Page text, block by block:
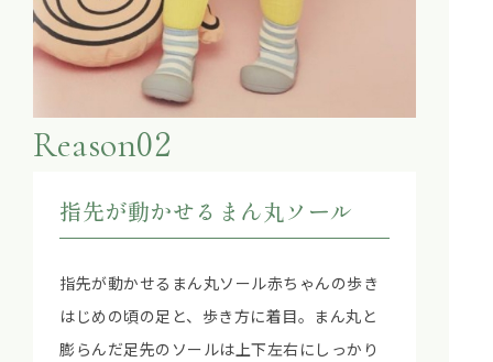
Reason02
指先が動かせるまん丸ソール
指先が動かせるまん丸ソール赤ちゃんの歩き
はじめの頃の足と、歩き方に着目。まん丸と
膨らんだ足先のソールは上下左右にしっかり